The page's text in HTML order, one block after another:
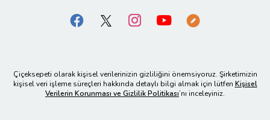
Çiçeksepeti olarak kişisel verilerinizin gizliliğini önemsiyoruz. Şirketimizin
kişisel veri işleme süreçleri hakkında detaylı bilgi almak için lütfen Kişisel
Verilerin Korunması ve Gizlilik Politikası’nı inceleyiniz.